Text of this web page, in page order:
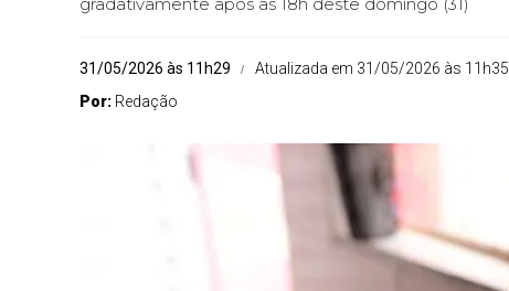
31/05/2026 às 11h29
Atualizada em 31/05/2026 às 11h35
Por: Redação